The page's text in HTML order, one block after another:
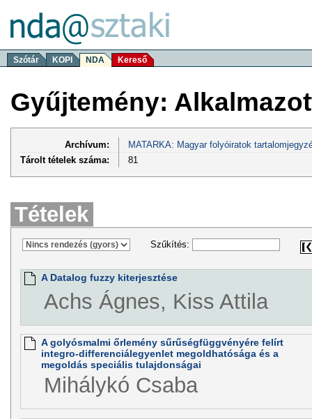
Szótár KOPI NDA Kereső
Gyűjtemény:
Archívum:
MATARKA: Magyar folyóiratok
Tárolt tételek száma:
81
Tételek
Szűkítés:
A Datalog fuzzy kiterjesztése
Achs Ágnes, Kiss Attila
A golyósmalmi őrlemény sűrűségfüggvényére felírt
integro-differenciálegyenlet megoldhatósága és a
megoldás speciális tulajdonságai
Mihálykó Csaba